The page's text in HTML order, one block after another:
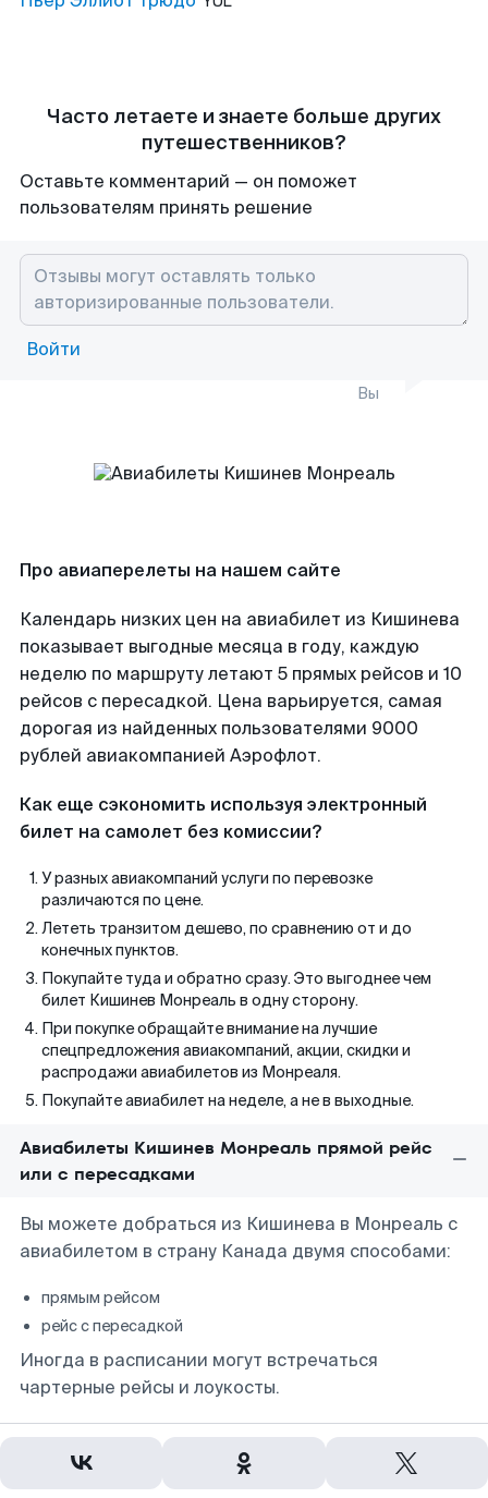
Часто летаете и знаете больше других
путешественников?
Оставьте комментарий — он поможет
пользователям принять решение
Войти
Вы
Про авиаперелеты на нашем сайте
Календарь низких цен на авиабилет из Кишинева
показывает выгодные месяца в году, каждую
неделю по маршруту летают 5 прямых рейсов и 10
рейсов с пересадкой. Цена варьируется, самая
дорогая из найденных пользователями 9000
рублей авиакомпанией Аэрофлот.
Как еще сэкономить используя электронный
билет на самолет без комиссии?
У разных авиакомпаний услуги по перевозке
различаются по цене.
Лететь транзитом дешево, по сравнению от и до
конечных пунктов.
Покупайте туда и обратно сразу. Это выгоднее чем
билет Кишинев Монреаль в одну сторону.
При покупке обращайте внимание на лучшие
спецпредложения авиакомпаний, акции, скидки и
распродажи авиабилетов из Монреаля.
Покупайте авиабилет на неделе, а не в выходные.
Авиабилеты Кишинев Монреаль прямой рейс
или с пересадками
Вы можете добраться из Кишинева в Монреаль с
авиабилетом в страну Канада двумя способами:
прямым рейсом
рейс с пересадкой
Иногда в расписании могут встречаться
чартерные рейсы и лоукосты.